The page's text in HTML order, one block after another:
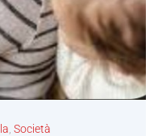
Società